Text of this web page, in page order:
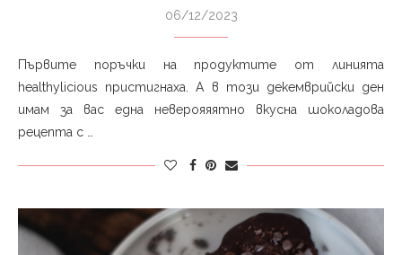
06/12/2023
Първите поръчки на продуктите от линията
healthylicious пристигнаха. А в този декемврийски ден
имам за вас една неверояяятно вкусна шоколадова
рецепта с …